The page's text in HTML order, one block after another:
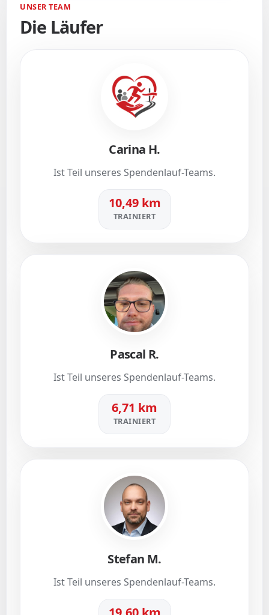
UNSER TEAM
Die Läufer
Carina H.
Ist Teil unseres Spendenlauf-Teams.
10,49 km
TRAINIERT
Pascal R.
Ist Teil unseres Spendenlauf-Teams.
6,71 km
TRAINIERT
Stefan M.
Ist Teil unseres Spendenlauf-Teams.